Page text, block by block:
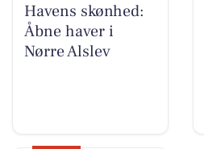
Havens skønhed:
Åbne haver i
Nørre Alslev